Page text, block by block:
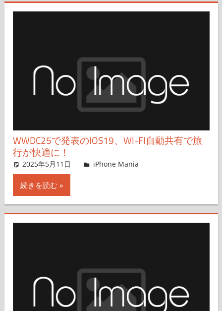
WWDC25で発表のIOS19、WI-FI自動共有で旅
行が快適に！
2025年5月11日 hato
iPhone Mania
続きを読む